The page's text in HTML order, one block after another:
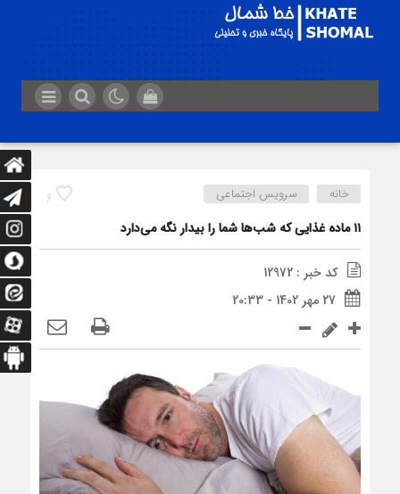
6 خانه سرویس اجتماعی
۱۱ ماده غذایی که شب‌ها شما را بیدار نگه می‌دارد
کد خبر : 12972
27 مهر 1402 - 20:33